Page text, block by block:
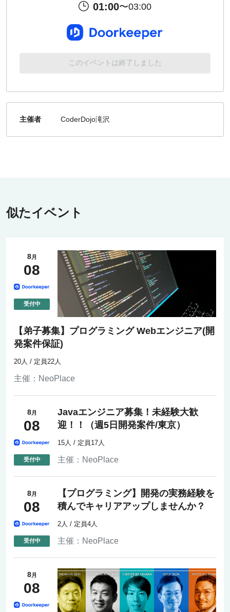
01:00〜03:00
このイベントは終了しました
主催者 CoderDojo滝沢
似たイベント
8月
08
【弟子募集】プログラミング Webエンジニア(開
発案件保証)
主催： NeoPlace
20人 / 定員22人
8月
08
Javaエンジニア募集！未経験大歓
迎！！（週5日開発案件/東京）
主催： NeoPlace
15人 / 定員17人
8月
08
【プログラミング】開発の実務経験を
積んでキャリアアップしませんか？
主催： NeoPlace
2人 / 定員4人
8月
08